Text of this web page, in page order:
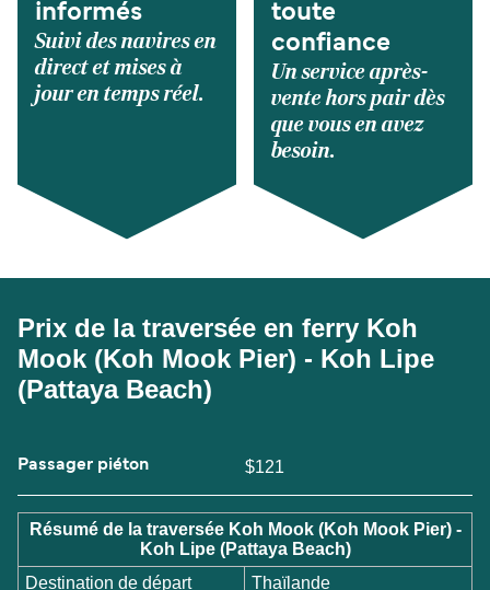
informés
Suivi des navires en
direct et mises à
jour en temps réel.
toute
confiance
Un service après-
vente hors pair dès
que vous en avez
besoin.
Prix de la traversée en ferry Koh
Mook (Koh Mook Pier) - Koh Lipe
(Pattaya Beach)
Passager piéton $121
Résumé de la traversée Koh Mook (Koh Mook Pier) -
Koh Lipe (Pattaya Beach)
Destination de départ
Thaïlande